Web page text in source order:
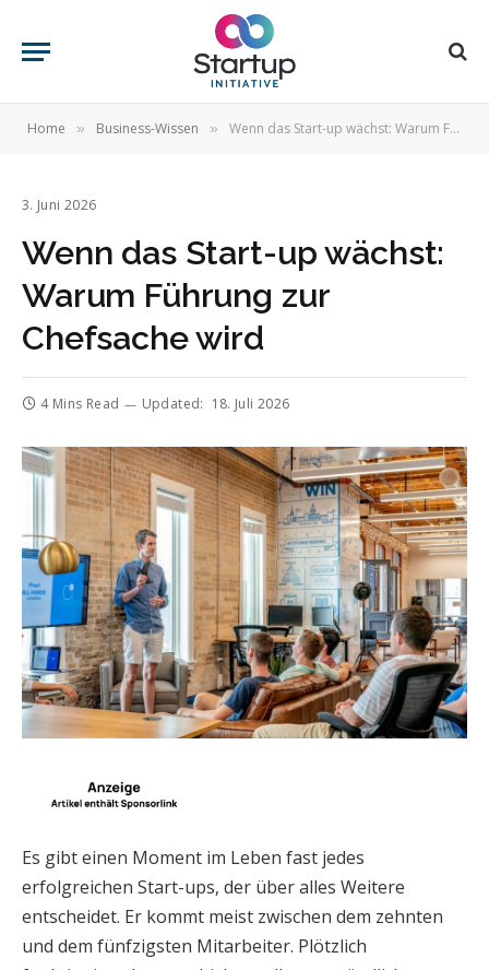
Home » Business-Wissen » Wenn das Start-up wächst: Warum Führung zur Chefsache wird
3. Juni 2026
Wenn das Start-up wächst:
Warum Führung zur
Chefsache wird
4 Mins Read Updated: 18. Juli 2026
Es gibt einen Moment im Leben fast jedes
erfolgreichen Start-ups, der über alles Weitere
entscheidet. Er kommt meist zwischen dem zehnten
und dem fünfzigsten Mitarbeiter. Plötzlich